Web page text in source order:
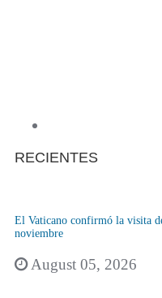
RECIENTES
El Vaticano confirmó la visita
noviembre
August 05, 2026